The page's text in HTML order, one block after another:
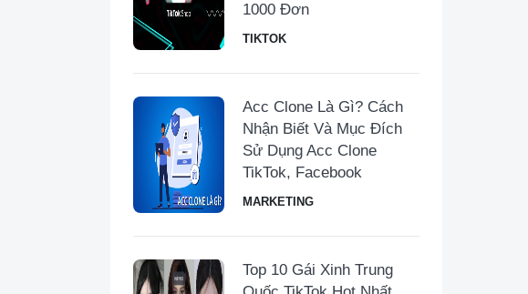
1000 Đơn
TIKTOK
Acc Clone Là Gì? Cách
Nhận Biết Và Mục Đích
Sử Dụng Acc Clone
TikTok, Facebook
MARKETING
Top 10 Gái Xinh Trung